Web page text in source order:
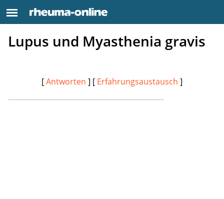
Lupus und Myasthenia gravis
[Antworten ] [ Erfahrungsaustausch ]